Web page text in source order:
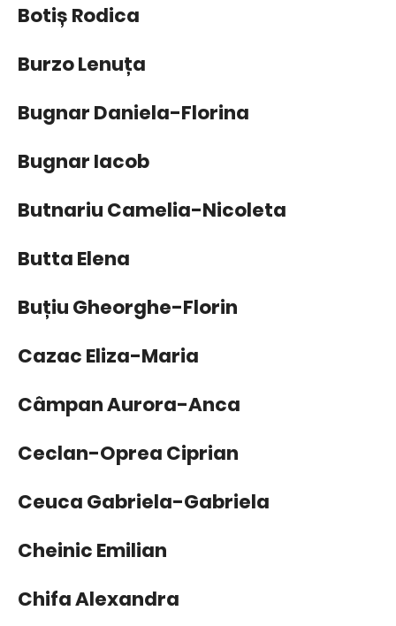
Botiș Rodica
Burzo Lenuța
Bugnar Daniela-Florina
Bugnar Iacob
Butnariu Camelia-Nicoleta
Butta Elena
Buțiu Gheorghe-Florin
Cazac Eliza-Maria
Câmpan Aurora-Anca
Ceclan-Oprea Ciprian
Ceuca Gabriela-Gabriela
Cheinic Emilian
Chifa Alexandra